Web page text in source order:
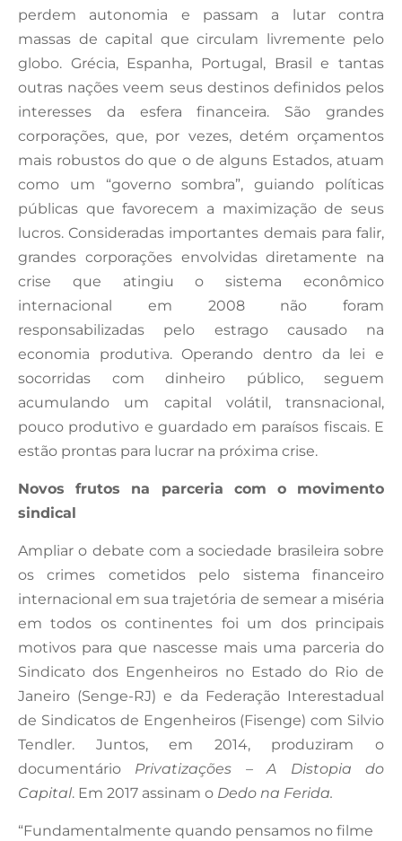
perdem autonomia e passam a lutar contra
massas de capital que circulam livremente pelo
globo. Grécia, Espanha, Portugal, Brasil e tantas
outras nações veem seus destinos definidos pelos
interesses da esfera financeira. São grandes
corporações, que, por vezes, detém orçamentos
mais robustos do que o de alguns Estados, atuam
como um “governo sombra”, guiando políticas
públicas que favorecem a maximização de seus
lucros. Consideradas importantes demais para falir,
grandes corporações envolvidas diretamente na
crise que atingiu o sistema econômico
internacional em 2008 não foram
responsabilizadas pelo estrago causado na
economia produtiva. Operando dentro da lei e
socorridas com dinheiro público, seguem
acumulando um capital volátil, transnacional,
pouco produtivo e guardado em paraísos fiscais. E
estão prontas para lucrar na próxima crise.
Novos frutos na parceria com o movimento
sindical
Ampliar o debate com a sociedade brasileira sobre
os crimes cometidos pelo sistema financeiro
internacional em sua trajetória de semear a miséria
em todos os continentes foi um dos principais
motivos para que nascesse mais uma parceria do
Sindicato dos Engenheiros no Estado do Rio de
Janeiro (Senge-RJ) e da Federação Interestadual
de Sindicatos de Engenheiros (Fisenge) com Silvio
Tendler. Juntos, em 2014, produziram o
documentário Privatizações – A Distopia do
Capital. Em 2017 assinam o Dedo na Ferida.
“Fundamentalmente quando pensamos no filme